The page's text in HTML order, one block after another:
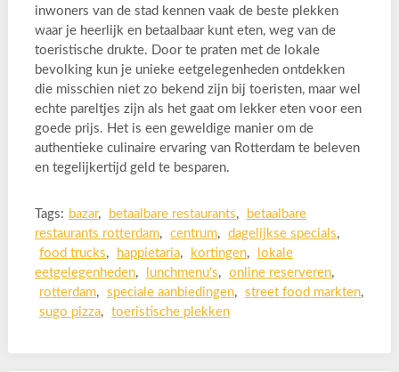
inwoners van de stad kennen vaak de beste plekken
waar je heerlijk en betaalbaar kunt eten, weg van de
toeristische drukte. Door te praten met de lokale
bevolking kun je unieke eetgelegenheden ontdekken
die misschien niet zo bekend zijn bij toeristen, maar wel
echte pareltjes zijn als het gaat om lekker eten voor een
goede prijs. Het is een geweldige manier om de
authentieke culinaire ervaring van Rotterdam te beleven
en tegelijkertijd geld te besparen.
Tags: bazar, betaalbare restaurants,
betaalbare
restaurants rotterdam, centrum, dagelijkse specials,
food trucks, happietaria, kortingen,
lokale
eetgelegenheden, lunchmenu's, online reserveren,
rotterdam, speciale aanbiedingen, street food markten,
sugo pizza, toeristische plekken